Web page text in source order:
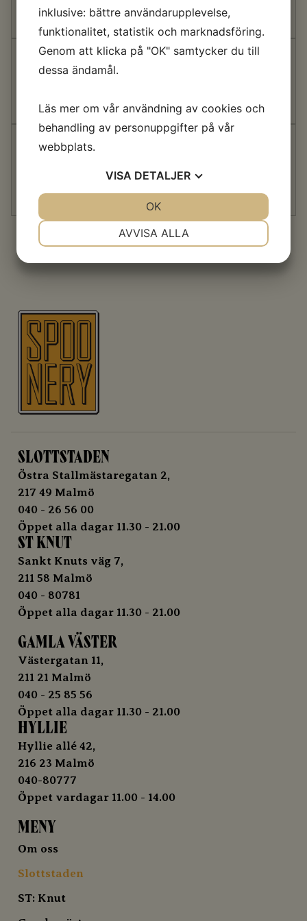
Pris: 155/147kr
BIFF STROGANOFF
Med paprika, champinjon, saltgurka, créme fraiche, ångat
Pris: 142/150kr
THAI VEGAN CURRY
Serveras med ris och koriander. i
Pris: 130/123kr
MENY
Om oss
Slottstaden
ST: Knut
SLOTTSTADEN
Östra Stallmästaregatan 2,
217 49 Malmö
040 - 26 56 00
Öppet alla dagar 11.30 - 21.00
ST KNUT
Sankt Knuts väg 7,
211 58 Malmö
040 - 80781
Öppet alla dagar 11.30 - 21.00
GAMLA VÄSTER
Västergatan 11,
211 21 Malmö
040 - 25 85 56
Öppet alla dagar 11.30 - 21.00
HYLLIE
Hyllie allé 42,
216 23 Malmö
040-80777
Öppet vardagar 11.00 - 14.00
inklusive: bättre användarupplevelse,
funktionalitet, statistik och marknadsföring.
Genom att klicka på "OK" samtycker du till
dessa ändamål.
Läs mer om vår användning av cookies och
behandling av personuppgifter på vår
webbplats.
VISA DETALJER
AVVISA ALLA
OK